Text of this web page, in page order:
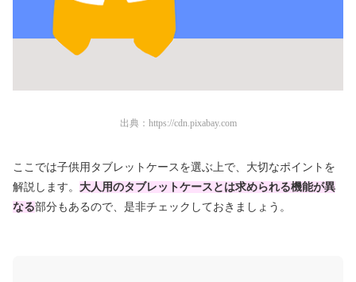
出典： https://cdn.pixabay.com
ここでは子供用タブレットケースを選ぶ上で、大切なポイントを
解説します。 大人用のタブレットケースとは求められる機能が異
なる部分もあるので、是非チェックしておきましょう。